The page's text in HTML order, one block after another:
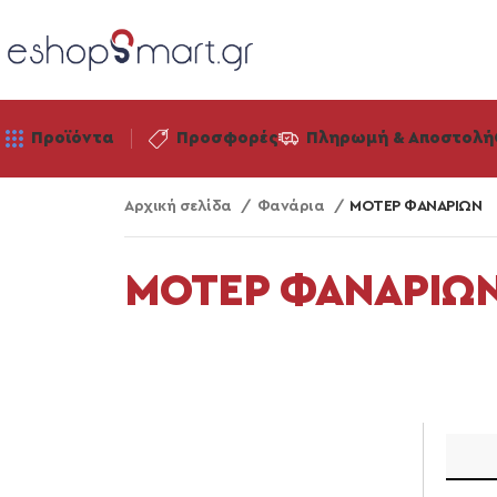
Προϊόντα Προσφορές Πληρωμή & Αποστολή
Αρχική σελίδα Φανάρια ΜΟΤΕΡ ΦΑΝΑΡΙΩΝ
ΜΟΤΕΡ